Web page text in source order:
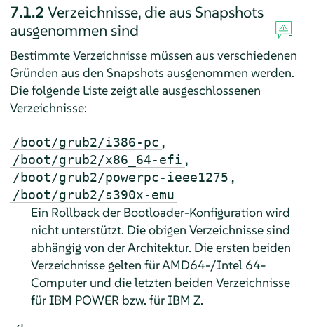
7.1.2 Verzeichnisse, die aus Snapshots
ausgenommen sind
Bestimmte Verzeichnisse müssen aus verschiedenen
Gründen aus den Snapshots ausgenommen werden.
Die folgende Liste zeigt alle ausgeschlossenen
Verzeichnisse:
/boot/grub2/i386-pc ,
/boot/grub2/x86_64-efi ,
/boot/grub2/powerpc-ieee1275 ,
/boot/grub2/s390x-emu
Ein Rollback der Bootloader-Konfiguration wird
nicht unterstützt. Die obigen Verzeichnisse sind
abhängig von der Architektur. Die ersten beiden
Verzeichnisse gelten für AMD64-/Intel 64-
Computer und die letzten beiden Verzeichnisse
für IBM POWER bzw. für IBM Z.